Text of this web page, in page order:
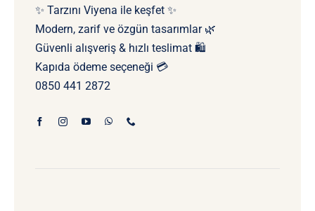
✨ Tarzını Viyena ile keşfet ✨
Modern, zarif ve özgün tasarımlar 🌿
Güvenli alışveriş & hızlı teslimat 🛍️
Kapıda ödeme seçeneği 💳
0850 441 2872